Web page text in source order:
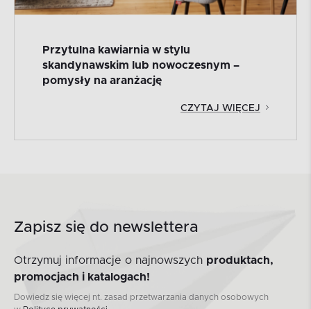
Przytulna kawiarnia w stylu
skandynawskim lub nowoczesnym –
pomysły na aranżację
CZYTAJ WIĘCEJ
Zapisz się do newslettera
Otrzymuj informacje o najnowszych produktach,
promocjach i katalogach!
Dowiedz się więcej nt. zasad przetwarzania danych osobowych